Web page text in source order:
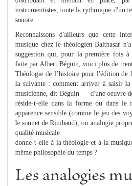
instrumentistes, toute la rythmique d'un
sonore.
Reconnaissons d'ailleurs que cette
musique chez le théologien Balthasar
suggestion qui, pour la première fois à
faite par Albert Béguin, voici plus de
Théologie de l’histoire pour l'édition de
la suivante : comment arriver à saisir
musicienne, dit Béguin — d'une oeuvre
réside-t-elle dans la forme ou dans le
apparence sensible (comme le jeu des
le sonnet de Rimbaud), ou analogie
qualité musicale
donne-t-elle à la théologie et à la
même philosophie du temps ?
Les analogies